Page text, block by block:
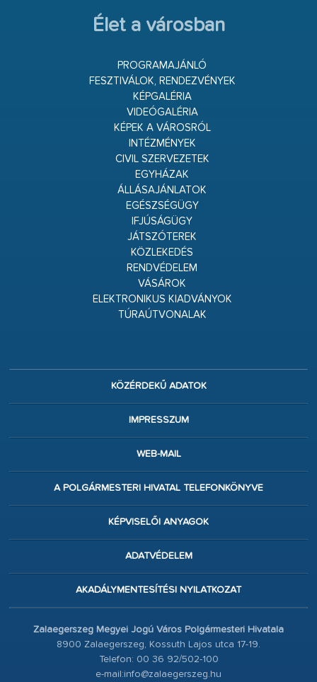
Élet a városban
PROGRAMAJÁNLÓ
FESZTIVÁLOK, RENDEZVÉNYEK
KÉPGALÉRIA
VIDEÓGALÉRIA
KÉPEK A VÁROSRÓL
INTÉZMÉNYEK
CIVIL SZERVEZETEK
EGYHÁZAK
ÁLLÁSAJÁNLATOK
EGÉSZSÉGÜGY
IFJÚSÁGÜGY
JÁTSZÓTEREK
KÖZLEKEDÉS
RENDVÉDELEM
VÁSÁROK
ELEKTRONIKUS KIADVÁNYOK
TÚRAÚTVONALAK
KÖZÉRDEKŰ ADATOK
IMPRESSZUM
WEB-MAIL
A POLGÁRMESTERI HIVATAL TELEFONKÖNYVE
KÉPVISELŐI ANYAGOK
ADATVÉDELEM
AKADÁLYMENTESÍTÉSI NYILATKOZAT
Zalaegerszeg Megyei Jogú Város Polgármesteri Hivatala
8900 Zalaegerszeg, Kossuth Lajos utca 17-19.
Telefon: 00 36 92/502-100
e-mail:info@zalaegerszeg.hu